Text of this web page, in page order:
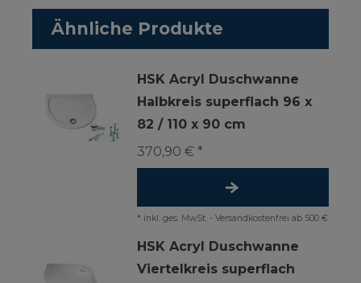
Ähnliche Produkte
HSK Acryl Duschwanne
Halbkreis superflach 96 x
82 / 110 x 90 cm
370,90 € *
* inkl. ges. MwSt. - Versandkostenfrei ab 500 €
HSK Acryl Duschwanne
Viertelkreis superflach